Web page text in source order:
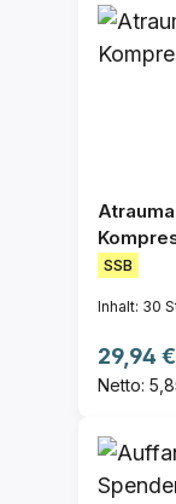
SSB
Inhalt: 30
29,94 €
Netto: